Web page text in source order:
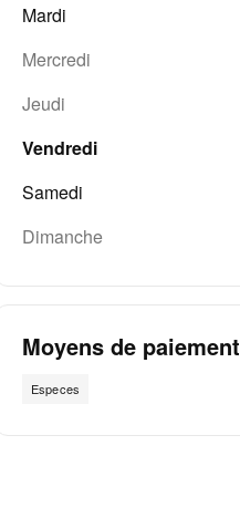
Mardi
Mercredi
Jeudi
Vendredi
Samedi
Dimanche
Moyens de paiement
Especes